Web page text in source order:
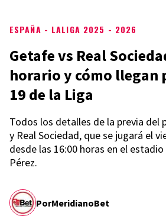
ESPAÑA - LALIGA 2025 - 2026
Getafe vs Real
horario y cómo llegan
19 de la Liga
Todos los detalles de la previa del
y Real Sociedad, que se jugará el
desde las 16:00 horas en el
Pérez.
PorMeridianoBet